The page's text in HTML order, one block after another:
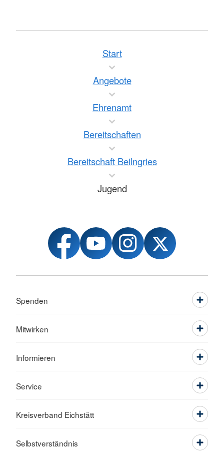
Start
Angebote
Ehrenamt
Bereitschaften
Bereitschaft Beilngries
Jugend
Spenden
Mitwirken
Informieren
Service
Kreisverband Eichstätt
Selbstverständnis